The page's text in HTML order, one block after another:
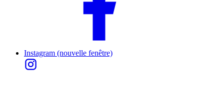
Instagram (nouvelle fenêtre)